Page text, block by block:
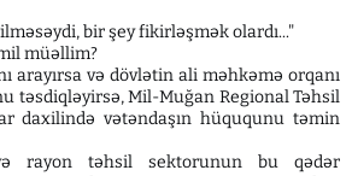
bir şey fikirləşmək olardı..."
müəllim?
arayırsa və dövlətin ali məhkəmə orqanı
təsdiqləyirsə, Mil-Muğan Regional Təhsil
daxilində vətəndaşın hüququnu təmin
rayon təhsil sektorunun bu qədər